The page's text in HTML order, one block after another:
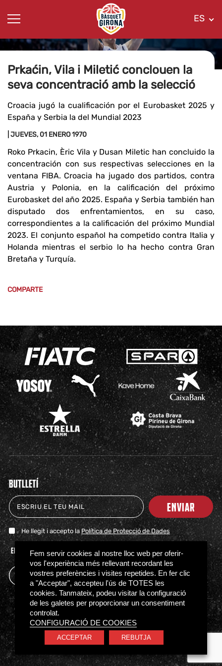
ES
Prkaćin, Vila i Miletić conclouen la
seva concentració amb la selecció
Croacia jugó la cualificación por el Eurobasket 2025 y
España y Serbia la del Mundial 2023
| JUEVES, 01 ENERO 1970
Roko Prkacin, Èric Vila y Dusan Miletic han concluido la
concentración con sus respectivas selecciones en la
ventana FIBA. Croacia ha jugado dos partidos, contra
Austria y Polonia, en la calificación del próximo
Eurobasket del año 2025. España y Serbia también han
disputado dos enfrentamientos, en su caso,
correspondientes a la calificación del próximo Mundial
2023. El conjunto español ha competido contra Italia y
Holanda mientras el serbio lo ha hecho contra Gran
Bretaña y Turquía.
COMPARTE
BUTLLETÍ
ENVIAR
He llegit i accepto la Política de Protecció de Dades
ENTRADASTIENDACLUBHITOSPARTNERSACTUALIDAD PRENSA
Política de Privacidad
Normativa de acceso
Canal Ético
Fem servir cookies al nostre lloc web per oferir-
vos l'experiència més rellevant recordant les
vostres preferències i visites repetides. En fer clic
a "Acceptar", accepteu l'ús de TOTES les
cookies. Tanmateix, podeu visitar la configuració
de les galetes per proporcionar un consentiment
controlat.
CONFIGURACIÓ DE COOKIES
ACCEPTAR REBUTJA